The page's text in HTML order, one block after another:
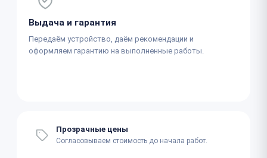
Выдача и гарантия
Передаём устройство, даём рекомендации и
оформляем гарантию на выполненные работы.
Прозрачные цены
Согласовываем стоимость до начала работ.